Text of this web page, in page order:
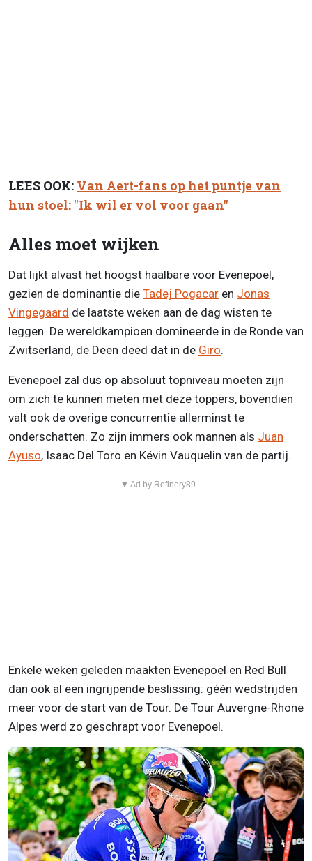
LEES OOK: Van Aert-fans op het puntje van
hun stoel: "Ik wil er vol voor gaan"
Alles moet wijken
Dat lijkt alvast het hoogst haalbare voor Evenepoel,
gezien de dominantie die Tadej Pogacar en Jonas
Vingegaard de laatste weken aan de dag wisten te
leggen. De wereldkampioen domineerde in de Ronde van
Zwitserland, de Deen deed dat in de Giro.
Evenepoel zal dus op absoluut topniveau moeten zijn
om zich te kunnen meten met deze toppers, bovendien
valt ook de overige concurrentie allerminst te
onderschatten. Zo zijn immers ook mannen als Juan
Ayuso, Isaac Del Toro en Kévin Vauquelin van de partij.
▼ Ad by Refinery89
Enkele weken geleden maakten Evenepoel en Red Bull
dan ook al een ingrijpende beslissing: géén wedstrijden
meer voor de start van de Tour. De Tour Auvergne-Rhone
Alpes werd zo geschrapt voor Evenepoel.